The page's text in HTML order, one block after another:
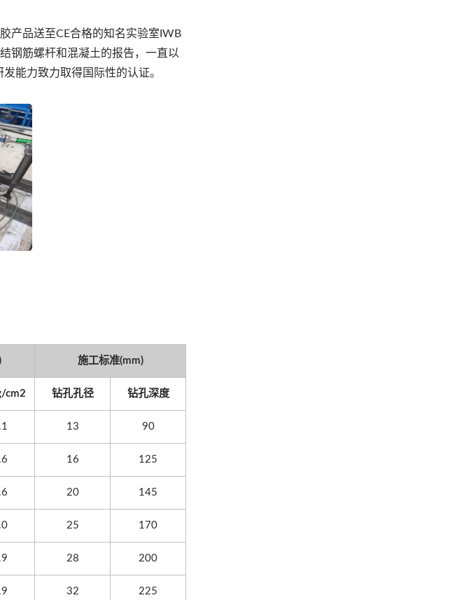
产品送至CE合格的知名实验室IWB
钢筋螺杆和混凝土的报告，一直以
能力致力取得国际性的认证。
施工标准(mm)
cm2 钻孔孔径 钻孔深度
13 90
16 125
20 145
25 170
28 200
32 225